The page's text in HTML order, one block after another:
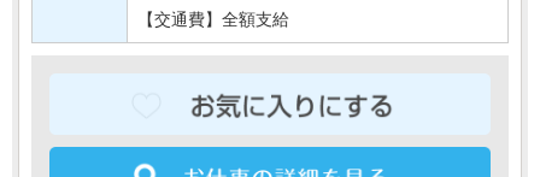
【交通費】全額支給